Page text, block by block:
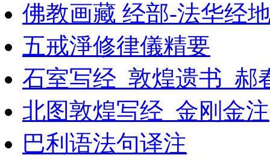
佛教画藏 经部-法华经
五戒淨修律儀精要
石室写经_敦煌遗书_郝
北图敦煌写经_金刚金注
巴利语法句译注